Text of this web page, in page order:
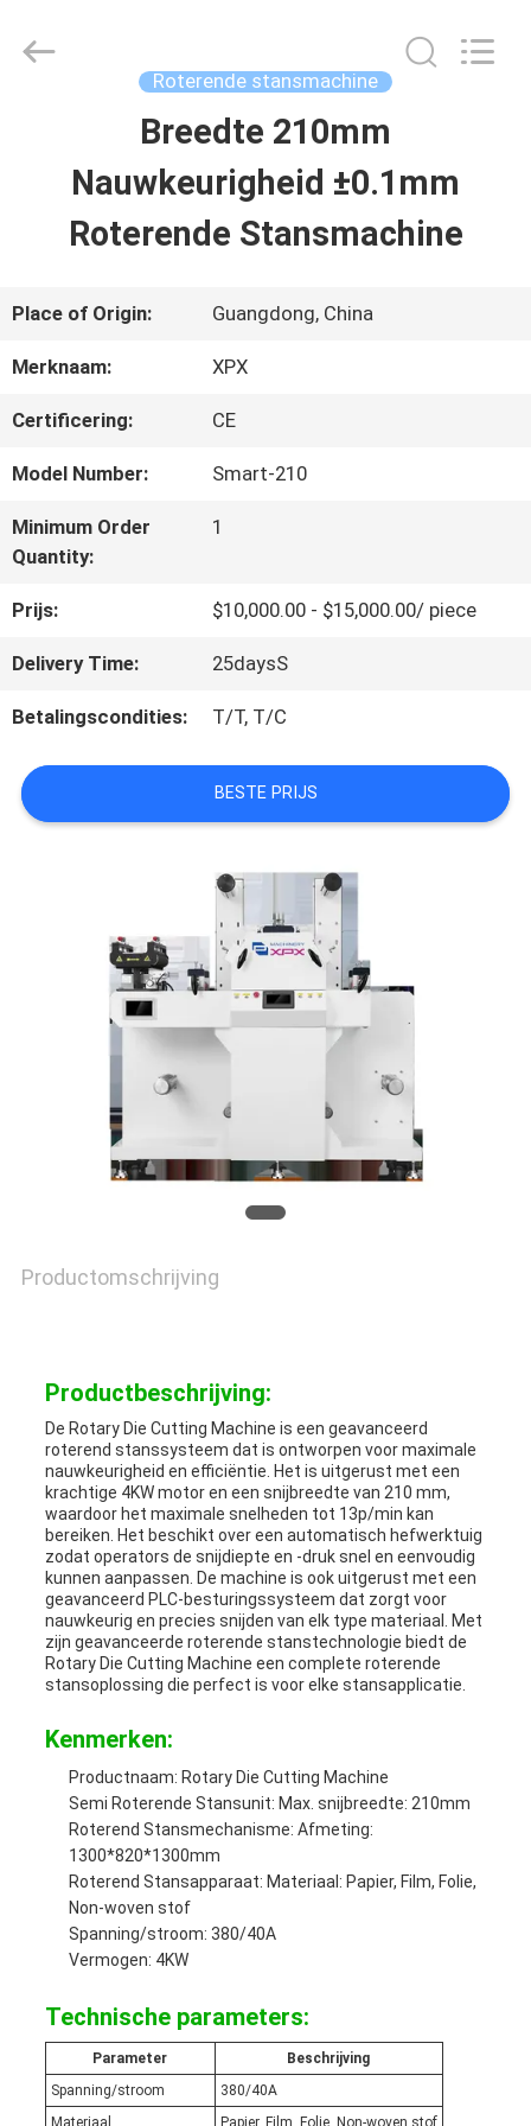
PRODUCTEN
VIDEO'S
OVER
ONS
FABRIEKSTOCHT
NEEM
NIEUWS
PRIVACYBELEID
Equipment
Roterende stansmachine
Breedte 210mm
Nauwkeurigheid ±0.1mm
Roterende Stansmachine
Place of Origin: Guangdong, China
Merknaam: XPX
Certificering: CE
Model Number: Smart-210
Minimum Order
Quantity:
1
Prijs: $10,000.00 - $15,000.00/ piece
Delivery Time: 25daysS
Betalingscondities: T/T, T/C
BESTE PRIJS
Productomschrijving
Productbeschrijving:
De Rotary Die Cutting Machine is een geavanceerd
roterend stanssysteem dat is ontworpen voor maximale
nauwkeurigheid en efficiëntie. Het is uitgerust met een
krachtige 4KW motor en een snijbreedte van 210 mm,
waardoor het maximale snelheden tot 13p/min kan
bereiken. Het beschikt over een automatisch hefwerktuig
zodat operators de snijdiepte en -druk snel en eenvoudig
kunnen aanpassen. De machine is ook uitgerust met een
geavanceerd PLC-besturingssysteem dat zorgt voor
nauwkeurig en precies snijden van elk type materiaal. Met
zijn geavanceerde roterende stanstechnologie biedt de
Rotary Die Cutting Machine een complete roterende
stansoplossing die perfect is voor elke stansapplicatie.
Kenmerken:
Productnaam: Rotary Die Cutting Machine
Semi Roterende Stansunit: Max. snijbreedte: 210mm
Roterend Stansmechanisme: Afmeting:
1300*820*1300mm
Roterend Stansapparaat: Materiaal: Papier, Film, Folie,
Non-woven stof
Spanning/stroom: 380/40A
Vermogen: 4KW
Technische parameters:
Parameter
Beschrijving
Spanning/stroom
380/40A